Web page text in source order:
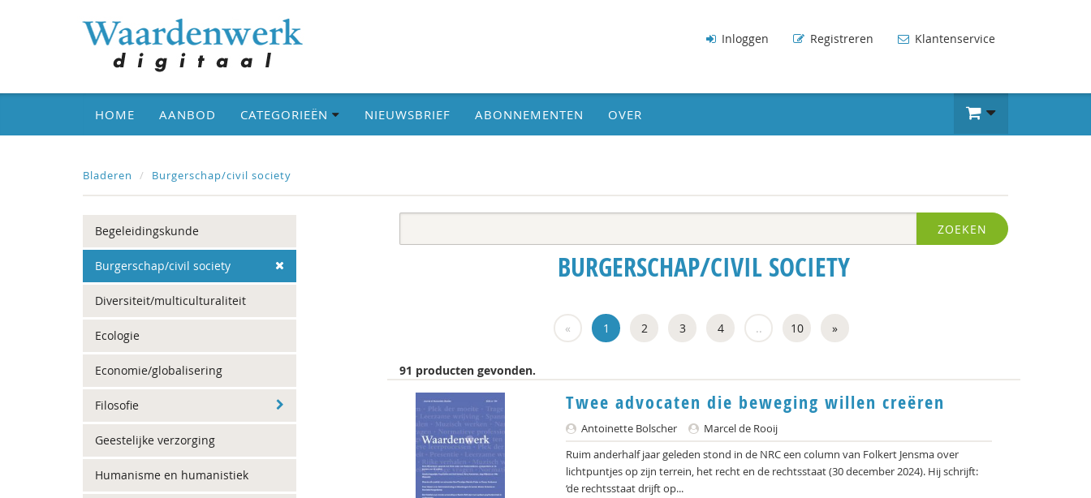
Inloggen Registreren Klantenservice
HOME AANBOD CATEGORIEËN NIEUWSBRIEF ABONNEMENTEN OVER
Bladeren Burgerschap/civil society
Begeleidingskunde
Burgerschap/civil society
Diversiteit/multiculturaliteit
Ecologie
Economie/globalisering
Filosofie
Geestelijke verzorging
Humanisme en humanistiek
ZOEKEN
BURGERSCHAP/CIVIL SOCIETY
« 1 2 3 4 .. 10 »
91 producten gevonden.
Twee advocaten die beweging willen creëren
Antoinette Bolscher
Marcel de Rooij
Ruim anderhalf jaar geleden stond in de NRC een column van Folkert Jensma over
lichtpuntjes op zijn terrein, het recht en de rechtsstaat (30 december 2024). Hij schrijft:
‘de rechtsstaat drijft op...